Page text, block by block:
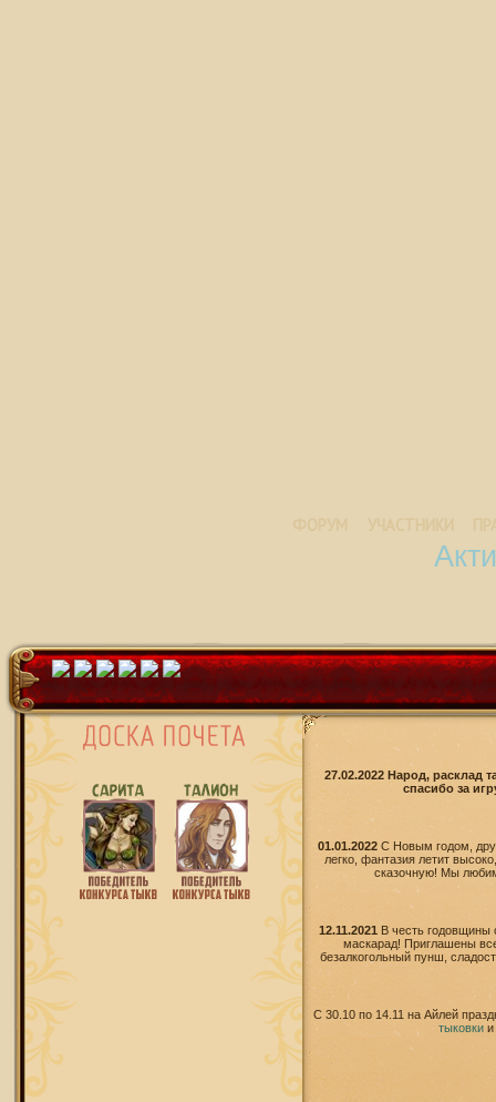
27.02.2022 Народ, расклад
спасибо за
01.01.2022 С Новым годом,
легко, фантазия летит
сказочную! Мы
12.11.2021
В честь годовщины
маскарад! Приглашены
безалкогольный пунш,
С 30.10 по 14.11 на Айлей
тыковкии